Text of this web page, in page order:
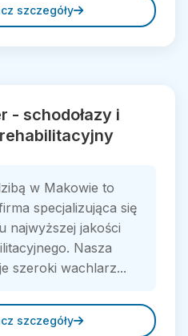
szczegóły
- schodołazy i
w Makowie to
specjalizująca się
najwyższej jakości
Nasza
szeroki wachlarz...
szczegóły